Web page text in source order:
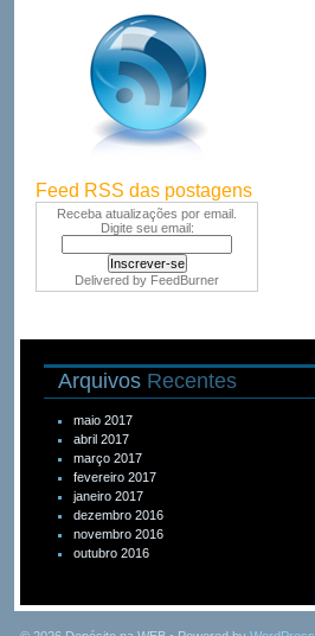
Feed RSS das postagens
Receba atualizações por email.
Digite seu email:
Delivered by FeedBurner
Arquivos Recentes
maio 2017
abril 2017
março 2017
fevereiro 2017
janeiro 2017
dezembro 2016
novembro 2016
outubro 2016